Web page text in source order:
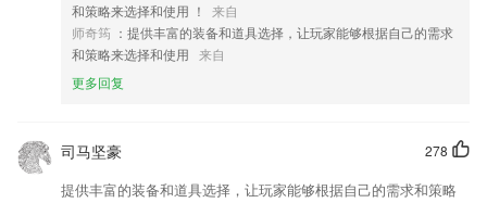
和策略来选择和使用 ！
来自
师奇筠 ：提供丰富的装备和道具选择，让玩家能够根据自己的需求
和策略来选择和使用 来自
更多回复
278
司马坚豪
提供丰富的装备和道具选择，让玩家能够根据自己的需求和策略